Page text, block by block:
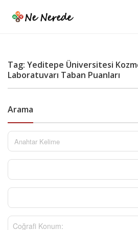
Tag: Yeditepe Üniversitesi
Laboratuvarı Taban Puanları
Arama